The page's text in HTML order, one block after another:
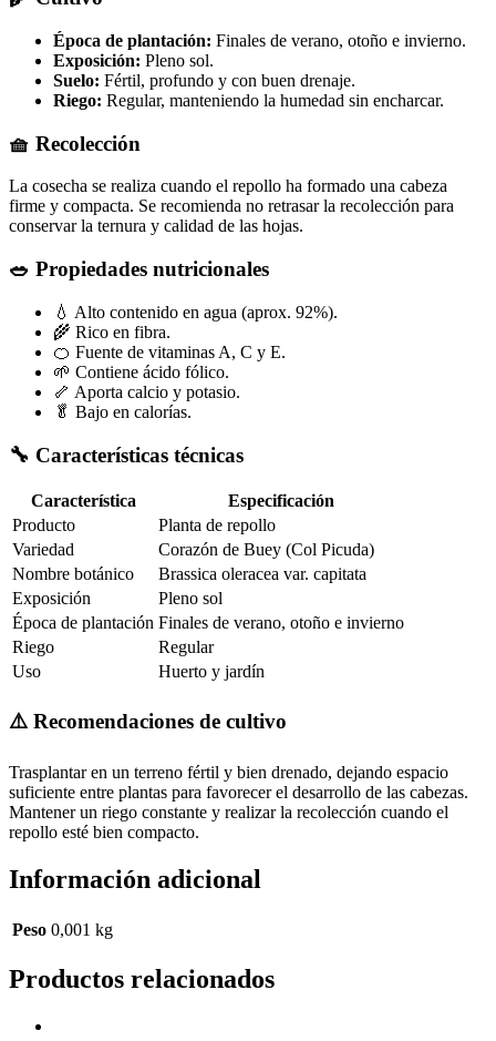
Época de plantación: Finales de verano, otoño e invierno.
Exposición: Pleno sol.
Suelo: Fértil, profundo y con buen drenaje.
Riego: Regular, manteniendo la humedad sin encharcar.
🧺 Recolección
La cosecha se realiza cuando el repollo ha formado una cabeza
firme y compacta. Se recomienda no retrasar la recolección para
conservar la ternura y calidad de las hojas.
🥗 Propiedades nutricionales
💧 Alto contenido en agua (aprox. 92%).
🌾 Rico en fibra.
🍊 Fuente de vitaminas A, C y E.
🌱 Contiene ácido fólico.
🦴 Aporta calcio y potasio.
🥬 Bajo en calorías.
🔧 Características técnicas
Característica
Especificación
Producto
Planta de repollo
Variedad
Corazón de Buey (Col Picuda)
Nombre botánico
Brassica oleracea var. capitata
Exposición
Pleno sol
Época de plantación Finales de verano, otoño e invierno
Riego
Regular
Uso
Huerto y jardín
⚠️ Recomendaciones de cultivo
Trasplantar en un terreno fértil y bien drenado, dejando espacio
suficiente entre plantas para favorecer el desarrollo de las cabezas.
Mantener un riego constante y realizar la recolección cuando el
repollo esté bien compacto.
Información adicional
Peso 0,001 kg
Productos relacionados